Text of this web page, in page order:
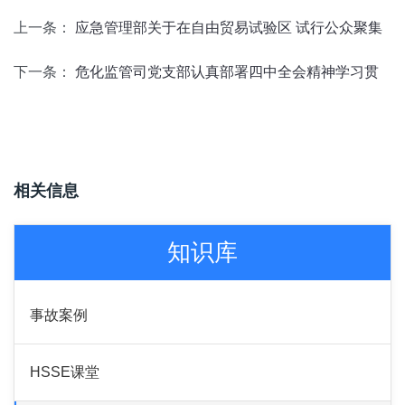
上一条： 应急管理部关于在自由贸易试验区 试行公众聚集
下一条： 危化监管司党支部认真部署四中全会精神学习贯
相关信息
知识库
事故案例
HSSE课堂